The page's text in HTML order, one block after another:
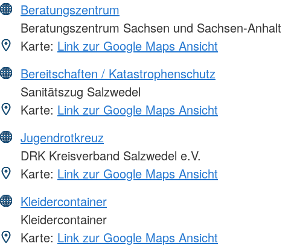
Beratungszentrum
Beratungszentrum Sachsen und Sachsen-Anhalt
Karte: Link zur Google Maps Ansicht
Bereitschaften / Katastrophenschutz
Sanitätszug Salzwedel
Karte: Link zur Google Maps Ansicht
Jugendrotkreuz
DRK Kreisverband Salzwedel e.V.
Karte: Link zur Google Maps Ansicht
Kleidercontainer
Kleidercontainer
Karte: Link zur Google Maps Ansicht